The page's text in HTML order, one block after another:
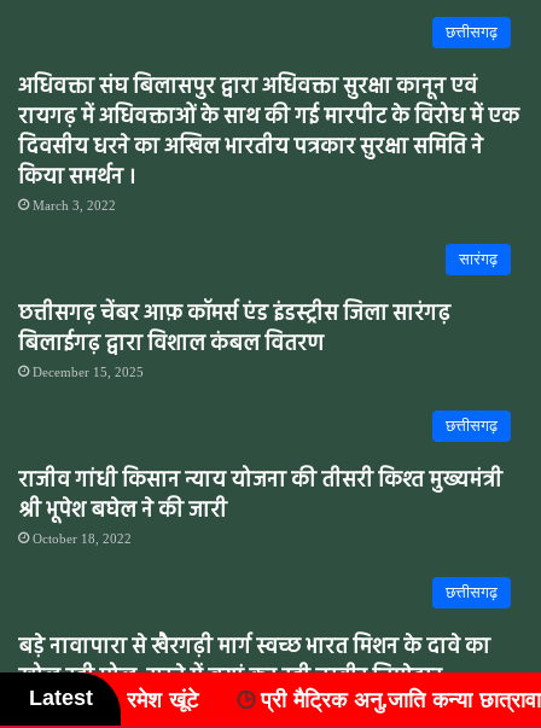
छत्तीसगढ़
अधिवक्ता संघ बिलासपुर द्वारा अधिवक्ता सुरक्षा कानून एवं
रायगढ़ में अधिवक्ताओं के साथ की गई मारपीट के विरोध में एक
दिवसीय धरने का अखिल भारतीय पत्रकार सुरक्षा समिति ने
किया समर्थन ।
March 3, 2022
सारंगढ़
छत्तीसगढ़ चेंबर आफ़ कॉमर्स एंड इंडस्ट्रीस जिला सारंगढ़
बिलाईगढ़ द्वारा विशाल कंबल वितरण
December 15, 2025
छत्तीसगढ़
राजीव गांधी किसान न्याय योजना की तीसरी किश्त मुख्यमंत्री
श्री भूपेश बघेल ने की जारी
October 18, 2022
छत्तीसगढ़
बड़े नावापारा से खैरगढ़ी मार्ग स्वच्छ भारत मिशन के दावे का
खोल रही पोल ,रास्ते में बयां कर रही तस्वीर,जिम्मेदार
बेसुध,बड़ी बीमारी को न्योता दे रही सड़क
Latestकन्या छात्रावास - छिन्द में विश्व आदिवासी दिवस के अवसर